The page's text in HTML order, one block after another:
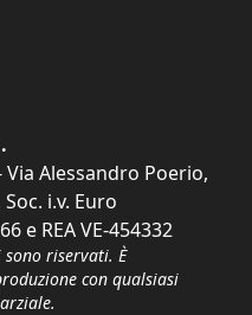
Alessandro Poerio,
i.v. Euro
e REA VE-454332
riservati. È
con qualsiasi